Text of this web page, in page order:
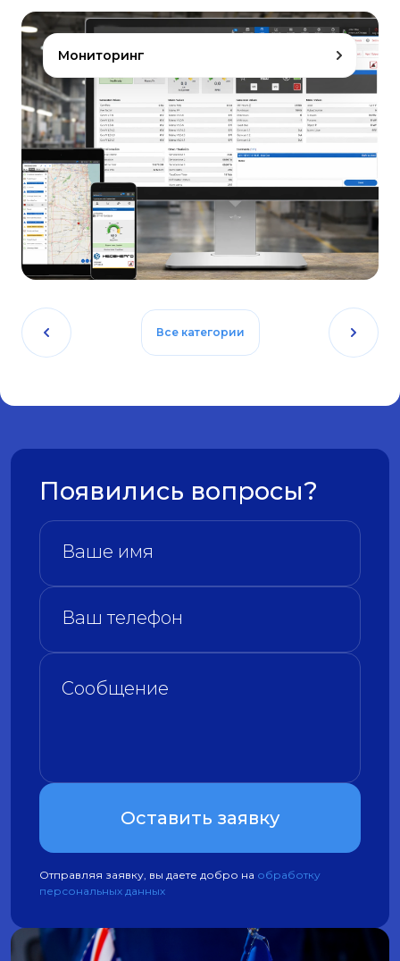
Мониторинг
Все категории
Появились вопросы?
Оставить заявку
Отправляя заявку, вы даете добро на обработку
персональных данных